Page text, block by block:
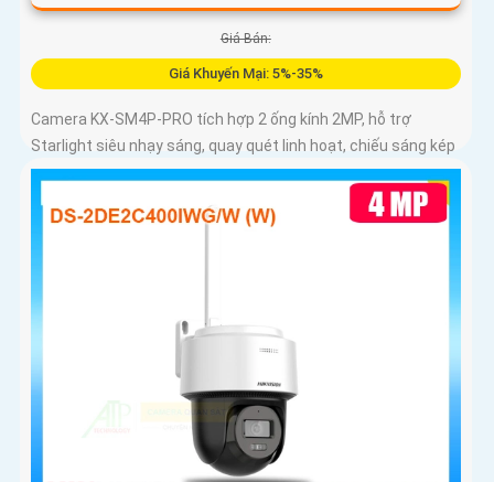
Giá Bán:
Giá Khuyến Mại: 5%-35%
Camera KX-SM4P-PRO tích hợp 2 ống kính 2MP, hỗ trợ
Starlight siêu nhạy sáng, quay quét linh hoạt, chiếu sáng kép
thông minh và LED ánh sáng ấm 30m. Công nghệ AI-ISP kết